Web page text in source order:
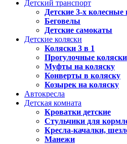
Детский транспорт
Детские 3-х колесные
Беговелы
Детские самокаты
Детские коляски
Коляски 3 в 1
Прогулочные коляски
Муфты на коляску
Конверты в коляску
Козырек на коляску
Автокресла
Детская комната
Кроватки детские
Стульчики для
Кресла-качалки,
Манежи